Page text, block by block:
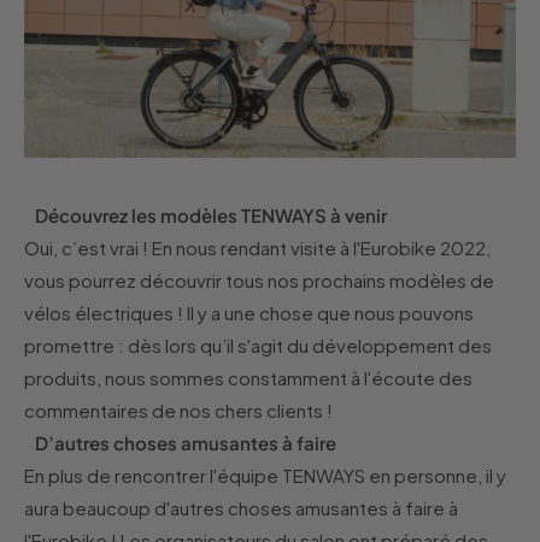
Découvrez les modèles TENWAYS à venir
Oui, c’est vrai ! En nous rendant visite à l'Eurobike 2022,
vous pourrez découvrir tous nos prochains modèles de
vélos électriques ! Il y a une chose que nous pouvons
promettre : dès lors qu’il s'agit du développement des
produits, nous sommes constamment à l'écoute des
commentaires de nos chers clients !
D’autres choses amusantes à faire
En plus de rencontrer l'équipe TENWAYS en personne, il y
aura beaucoup d'autres choses amusantes à faire à